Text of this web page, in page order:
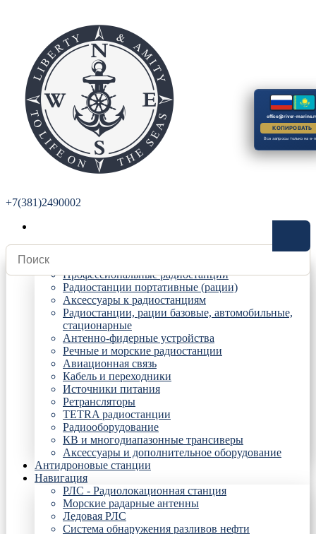
+7(381)2490002
Радиостанции
Профессиональные радиостанции
Радиостанции портативные (рации)
Аксессуары к радиостанциям
Радиостанции, рации базовые, автомобильные,
стационарные
Антенно-фидерные устройства
Речные и морские радиостанции
Авиационная связь
Кабель и переходники
Источники питания
Ретрансляторы
TETRA радиостанции
Радиооборудование
КВ и многодиапазонные трансиверы
Аксессуары и дополнительное оборудование
Антидроновые станции
Навигация
РЛС - Радиолокационная станция
Морские радарные антенны
Ледовая РЛС
Система обнаружения разливов нефти
office@river-
КОПИРОВАТЬ
Все запросы только на e-